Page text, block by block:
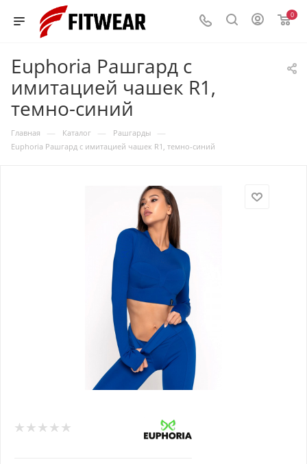
0
Euphoria Рашгард с
имитацией чашек R1,
темно-синий
Главная — Каталог — Рашгарды —
Euphoria Рашгард с имитацией чашек R1, темно-синий